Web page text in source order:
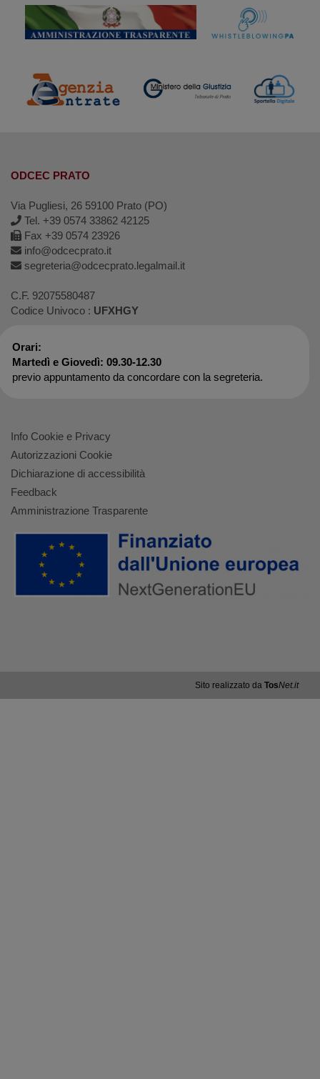
ODCEC PRATO
Via Pugliesi, 26 59100 Prato (PO)
Tel. +39 0574 33862 42125
Fax +39 0574 23926
info@odcecprato.it
segreteria@odcecprato.legalmail.it
C.F. 92075580487
Codice Univoco : UFXHGY
Orari:
Martedì e Giovedì: 09.30-12.30
previo appuntamento da concordare con la segreteria.
Info Cookie e Privacy
Autorizzazioni Cookie
Dichiarazione di accessibilità
Feedback
Amministrazione Trasparente
Sito realizzato da TosNet.it